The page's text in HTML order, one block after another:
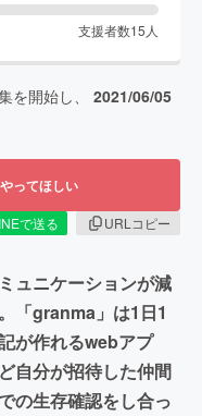
支援者数15 人
を開始し、 2021/06/05
ってほしい
で送る
URLコピー
ュニケーションが減
「granma」は1日1
が作れるwebアプ
自分が招待した仲間
の生存確認をし合っ